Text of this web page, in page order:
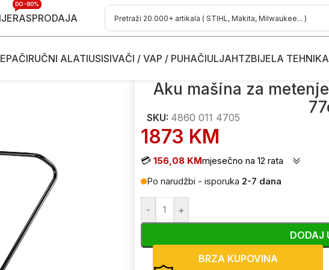
RASPRODAJA
DO -80%
RUČNI ALATIUSISIVAČI / VAP / PUHAČIULJAHTZBIJELA TEHNIKA
za metenje - metle Aku mašina za metenje – metla STIHL KGA 770 77cm
Aku mašina za
SKU: 4860 011 4705
1873 KM
💳 156,08 KMmjesečno na 12 rata
Po narudžbi - isporuka 2-7 dana
- +
DODAJ
BRZA KUPOVINA